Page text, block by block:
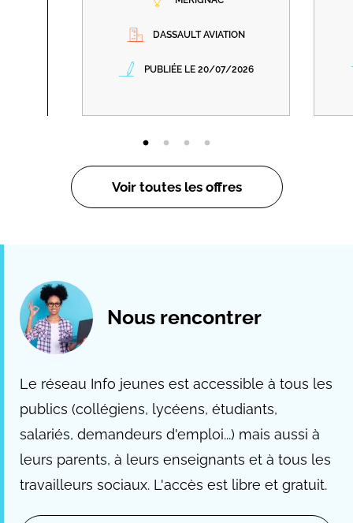
DASSAULT AVIATION
PUBLIÉE LE 20/07/2026
Voir toutes les offres
Nous rencontrer
Le réseau Info jeunes est accessible à tous les
publics (collégiens, lycéens, étudiants,
salariés, demandeurs d'emploi...) mais aussi à
leurs parents, à leurs enseignants et à tous les
travailleurs sociaux. L'accès est libre et gratuit.